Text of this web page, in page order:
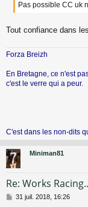
Pas possible CC uk
Tout confiance dans
Forza Breizh
En Bretagne, ce n'est
c'est le verre qui a peur.
C'est dans les non-dits
Miniman81
Re: Works
M
31 juil. 2018, 16:26